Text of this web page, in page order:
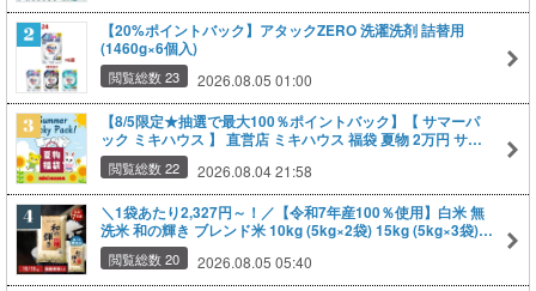
【20%ポイントバック】アタックZERO 洗濯洗剤 詰替用
(1460g×6個入)
閲覧総数 23 2026.08.05 01:00
【8/5限定★抽選で最大100％ポイントバック】【 サマーパ
ック ミキハウス 】 直営店 ミキハウス 福袋 夏物 2万円 サマ
ーパック
閲覧総数 22 2026.08.04 21:58
＼1袋あたり2,327円～！／【令和7年産100％使用】白米 無
洗米 和の輝き ブレンド米 10kg (5kg×2袋) 15kg (5kg×3袋)
密封新鮮パック
閲覧総数 20 2026.08.05 05:40